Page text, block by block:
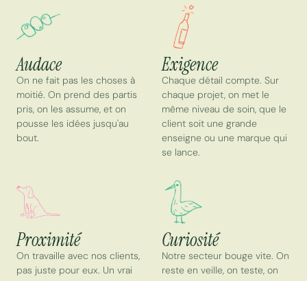
Audace
On ne fait pas les choses à
moitié. On prend des partis
pris, on les assume, et on
pousse les idées jusqu'au
bout.
Exigence
Chaque détail compte. Sur
chaque projet, on met le
même niveau de soin, que le
client soit une grande
enseigne ou une marque qui
se lance.
Proximité
On travaille avec nos clients,
pas juste pour eux. Un vrai
Curiosité
Notre secteur bouge vite. On
reste en veille, on teste, on